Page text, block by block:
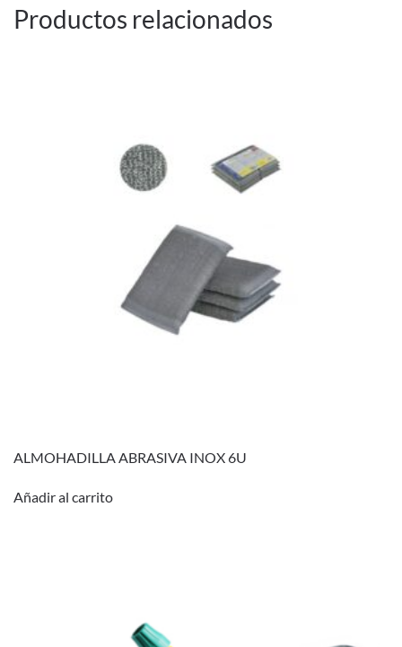
Productos relacionados
ALMOHADILLA ABRASIVA INOX 6U
Añadir al carrito